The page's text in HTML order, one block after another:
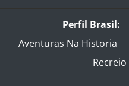
Perfil Brasil:
Aventuras Na Historia
Recreio